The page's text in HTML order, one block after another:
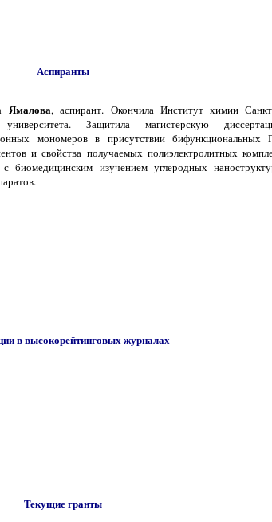
Аспиранты
Ямалова, аспирант. Окончила Институт химии Санкт-
университета. Защитила магистерскую
мономеров в присутствии
и свойства получаемых полиэлектролитных
биомедицинским изучением углеродных
в высокорейтинговых журналах
Текущие гранты